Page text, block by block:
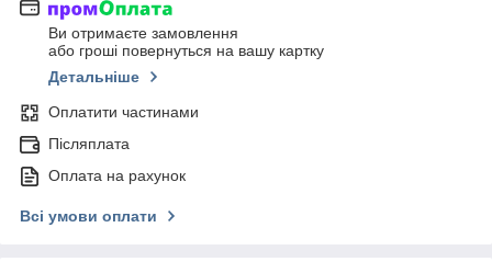
Ви отримаєте замовлення
або гроші повернуться на вашу картку
Детальніше
Оплатити частинами
Післяплата
Оплата на рахунок
Всі умови оплати